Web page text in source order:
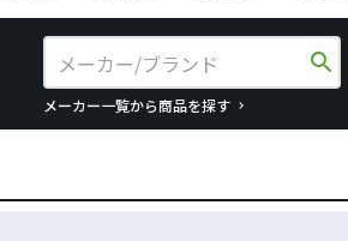
search
メーカー一覧から商品を探す